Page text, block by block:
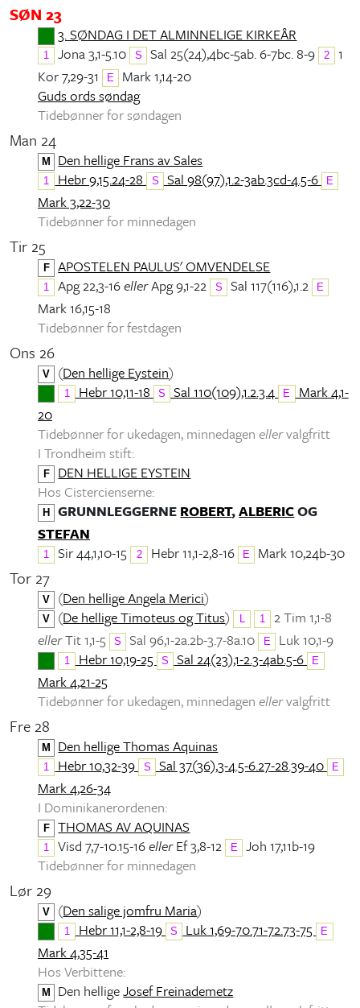
SØN 23
3. SØNDAG I DET ALMINNELIGE KIRKEÅR
1 Jona 3,1-5.10 S Sal 25(24),4bc-5ab. 6-7bc. 8-9 2
1
Kor 7,29-31
E
Mark 1,14-20
Guds ords søndag
Tidebønner for søndagen
Man 24
M Den hellige Frans av Sales
1 Hebr 9,15.24-28 S Sal 98(97),1.2-3ab.3cd-4.5-6 E
Mark 3,22-30
Tidebønner for minnedagen
Tir 25
F APOSTELEN PAULUS' OMVENDELSE
1 Apg 22,3-16ellerApg 9,1-22 S Sal 117(116),1.2 E
Mark 16,15-18
Tidebønner for festdagen
Ons 26
V (Den hellige Eystein)
1 Hebr 10,11-18 S Sal 110(109),1.2.3.4 E Mark 4,1-
20
Tidebønner for ukedagen, minnedagen ellervalgfritt
I Trondheim stift:
F
DEN HELLIGE EYSTEIN
Hos Cistercienserne:
H GRUNNLEGGERNE ROBERT,ALBERICOG
STEFAN
1 Sir 44,1,10-15 2 Hebr 11,1-2,8-16 E Mark 10,24b-30
Tor 27
V (Den hellige Angela Merici)
V (De hellige Timoteus og Titus) L 1
2 Tim 1,1-8
ellerTit 1,1-5 S Sal 96,1-2a.2b-3.7-8a.10 E Luk 10,1-9
1 Hebr 10,19-25 S Sal 24(23),1-2.3-4ab.5-6 E
Mark 4,21-25
Tidebønner for ukedagen, minnedagen ellervalgfritt
Fre 28
M Den hellige Thomas Aquinas
1 Hebr 10,32-39 S Sal 37(36),3-4.5-6.27-28.39-40 E
Mark 4,26-34
I Dominikanerordenen:
F THOMAS AV AQUINAS
1 Visd 7,7-10.15-16ellerEf 3,8-12 E Joh 17,11b-19
Tidebønner for minnedagen
Lør 29
V (Den salige jomfru Maria)
1 Hebr 11,1-2,8-19 S Luk 1,69-70.71-72.73-75 E
Mark 4,35-41
Hos Verbittene:
M Den helligeJosef Freinademetz